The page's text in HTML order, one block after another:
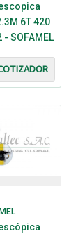
6T 420
- SOFAMEL